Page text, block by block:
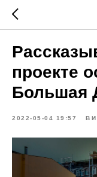
проекте
Большая
2022-05-04 19:57